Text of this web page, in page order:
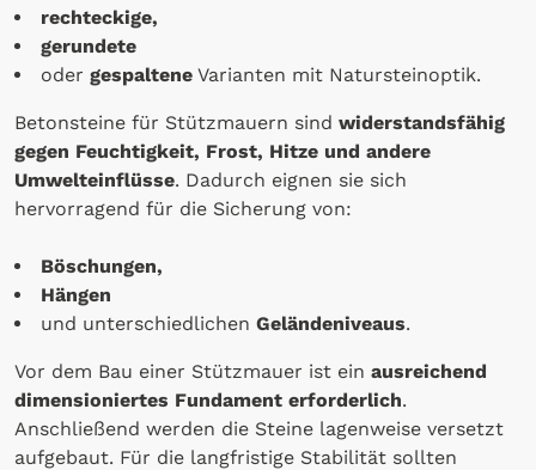
rechteckige,
gerundete
oder gespaltene Varianten mit Natursteinoptik.
Betonsteine für Stützmauern sind widerstandsfähig
gegen Feuchtigkeit, Frost, Hitze und andere
Umwelteinflüsse. Dadurch eignen sie sich
hervorragend für die Sicherung von:
Böschungen,
Hängen
und unterschiedlichen Geländeniveaus.
Vor dem Bau einer Stützmauer ist ein ausreichend
dimensioniertes Fundament erforderlich.
Anschließend werden die Steine lagenweise versetzt
aufgebaut. Für die langfristige Stabilität sollten